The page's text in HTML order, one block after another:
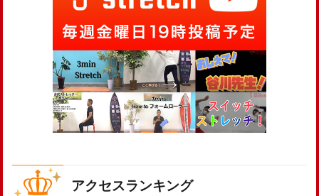
アクセスランキング